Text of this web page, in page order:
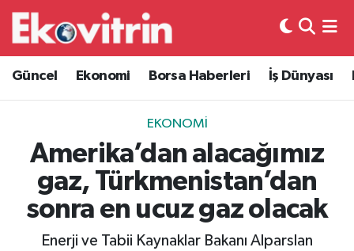
Güncel Ekonomi Borsa Haberleri İş Dünyası
EKONOMI
Amerika’dan alacağımız
gaz, Türkmenistan’dan
sonra en ucuz gaz olacak
Enerji ve Tabii Kaynaklar Bakanı Alparslan
Güncel
Ekonomi
Borsa Haberleri
İş Dünyası
Lojistik
Hava Durumu
Trafik Durumu
Süper Lig Puan Durumu ve Fikstür
Tüm Manşetler
Son Dakika Haberleri